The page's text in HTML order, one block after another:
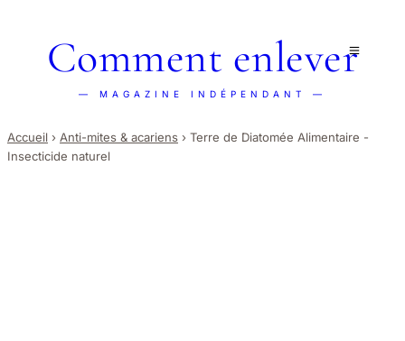
Comment enlever
— MAGAZINE INDÉPENDANT —
Accueil › Anti-mites & acariens › Terre de Diatomée Alimentaire -
Insecticide naturel